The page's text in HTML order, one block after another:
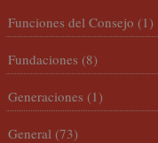
Funciones del Consejo (1)
Fundaciones (8)
Generaciones (1)
General (73)